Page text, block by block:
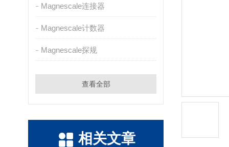
Magnescale连接器
Magnescale计数器
Magnescale探规
查看全部
相关文章